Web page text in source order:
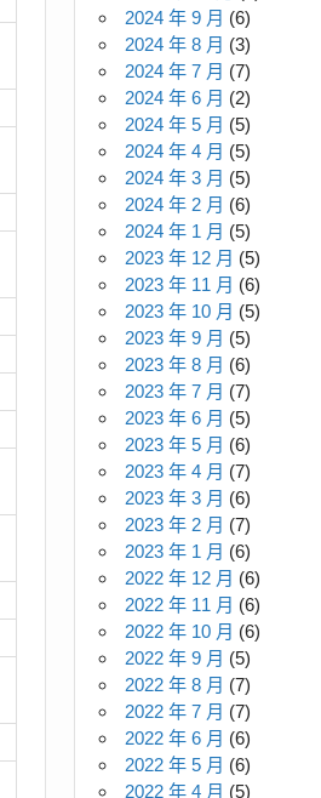
2024 年 9 月 (6)
2024 年 8 月 (3)
2024 年 7 月 (7)
2024 年 6 月 (2)
2024 年 5 月 (5)
2024 年 4 月 (5)
2024 年 3 月 (5)
2024 年 2 月 (6)
2024 年 1 月 (5)
2023 年 12 月 (5)
2023 年 11 月 (6)
2023 年 10 月 (5)
2023 年 9 月 (5)
2023 年 8 月 (6)
2023 年 7 月 (7)
2023 年 6 月 (5)
2023 年 5 月 (6)
2023 年 4 月 (7)
2023 年 3 月 (6)
2023 年 2 月 (7)
2023 年 1 月 (6)
2022 年 12 月 (6)
2022 年 11 月 (6)
2022 年 10 月 (6)
2022 年 9 月 (5)
2022 年 8 月 (7)
2022 年 7 月 (7)
2022 年 6 月 (6)
2022 年 5 月 (6)
2022 年 4 月 (5)